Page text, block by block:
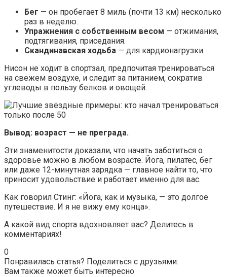
Бег — он пробегает 8 миль (почти 13 км) несколько
раз в неделю.
Упражнения с собственным весом — отжимания,
подтягивания, приседания.
Скандинавская ходьба — для кардионагрузки.
Нисон не ходит в спортзал, предпочитая тренироваться
на свежем воздухе, и следит за питанием, сократив
углеводы в пользу белков и овощей.
Вывод: возраст — не преграда.
Эти знаменитости доказали, что начать заботиться о
здоровье можно в любом возрасте. Йога, пилатес, бег
или даже 12-минутная зарядка — главное найти то, что
приносит удовольствие и работает именно для вас.
Как говорил Стинг: «Йога, как и музыка, — это долгое
путешествие. И я не вижу ему конца».
А какой вид спорта вдохновляет вас? Делитесь в
комментариях!
0
Понравилась статья? Поделиться с друзьями:
Вам также может быть интересно